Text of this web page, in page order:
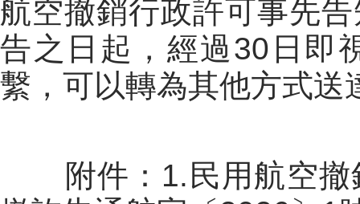
航空撤銷行政許可事先
告之日起，經過 30日即
繫，可以轉為其他方式送
附件： 1. 民用航空